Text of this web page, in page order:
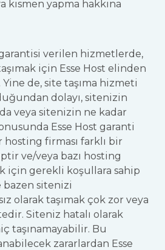
kısmen yapma hakkına
verilen hizmetlerde,
için Esse Host elinden
de, site taşıma hizmeti
dolayı, sitenizin
veya sitenizin ne kadar
Esse Host garanti
firması farklı bir
ve/veya bazı hosting
için gerekli koşullara sahip
sitenizi
olarak taşımak çok zor veya
Siteniz hatalı olarak
taşınamayabilir. Bu
zararlardan Esse